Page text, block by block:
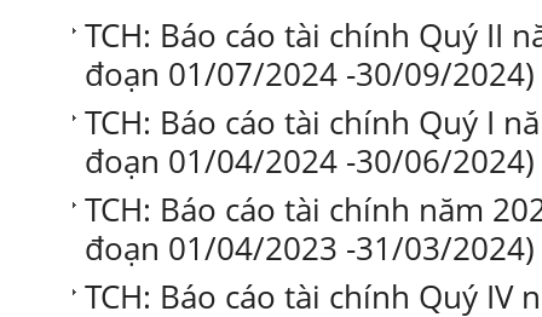
TCH: Báo cáo tài chính Quý II
đoạn 01/07/2024 -30/09/2024)
TCH: Báo cáo tài chính Quý I
đoạn 01/04/2024 -30/06/2024)
TCH: Báo cáo tài chính năm
đoạn 01/04/2023 -31/03/2024)
TCH: Báo cáo tài chính Quý IV